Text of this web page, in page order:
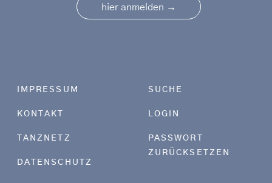
hier anmelden →
Footer menu
IMPRESSUM
KONTAKT
TANZNETZ
DATENSCHUTZ
SUCHE
LOGIN
PASSWORT
ZURÜCKSETZEN